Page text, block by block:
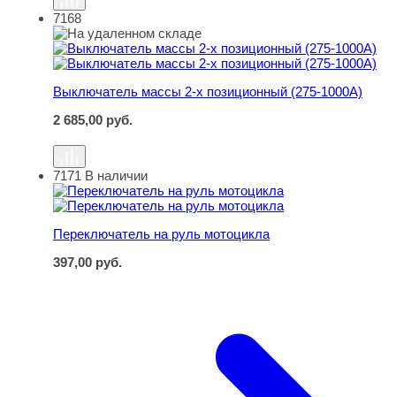
Выключатель массы 2-х позиционный (275-1000А)
7168
Выключатель массы 2-х позиционный (275-1000А)
2 685,00 руб.
Переключатель на руль мотоцикла
7171 В наличии
Переключатель на руль мотоцикла
397,00 руб.